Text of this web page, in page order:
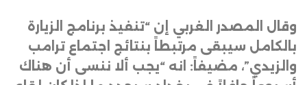
وقال المصدر الغربي إن “تنفيذ برنامج الزيارة
بالكامل سيبقى مرتبطاً بنتائج اجتماع ترامب
والزيدي”، مضيفاً: انه “يجب ألا ننسى أن هناك